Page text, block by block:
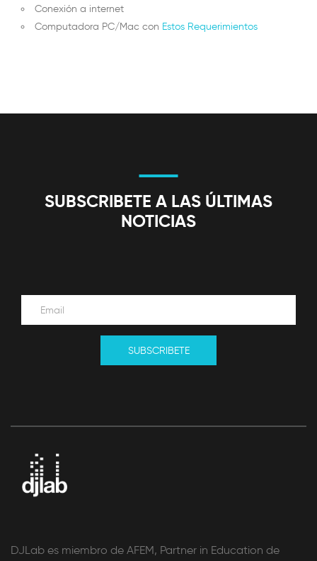
Conexión a internet
Computadora PC/Mac con Estos Requerimientos
SUBSCRIBETE A LAS ÚLTIMAS
NOTICIAS
SUBSCRIBETE
DJLab es miembro de AFEM, Partner in Education de